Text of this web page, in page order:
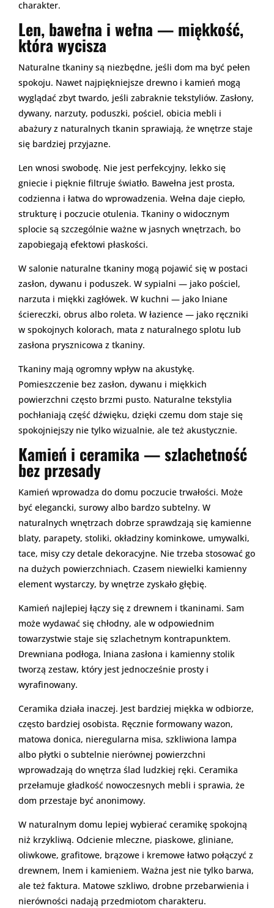
charakter.
Len, bawełna i wełna — miękkość,
która wycisza
Naturalne tkaniny są niezbędne, jeśli dom ma być pełen
spokoju. Nawet najpiękniejsze drewno i kamień mogą
wyglądać zbyt twardo, jeśli zabraknie tekstyliów. Zasłony,
dywany, narzuty, poduszki, pościel, obicia mebli i
abażury z naturalnych tkanin sprawiają, że wnętrze staje
się bardziej przyjazne.
Len wnosi swobodę. Nie jest perfekcyjny, lekko się
gniecie i pięknie filtruje światło. Bawełna jest prosta,
codzienna i łatwa do wprowadzenia. Wełna daje ciepło,
strukturę i poczucie otulenia. Tkaniny o widocznym
splocie są szczególnie ważne w jasnych wnętrzach, bo
zapobiegają efektowi płaskości.
W salonie naturalne tkaniny mogą pojawić się w postaci
zasłon, dywanu i poduszek. W sypialni — jako pościel,
narzuta i miękki zagłówek. W kuchni — jako lniane
ściereczki, obrus albo roleta. W łazience — jako ręczniki
w spokojnych kolorach, mata z naturalnego splotu lub
zasłona prysznicowa z tkaniny.
Tkaniny mają ogromny wpływ na akustykę.
Pomieszczenie bez zasłon, dywanu i miękkich
powierzchni często brzmi pusto. Naturalne tekstylia
pochłaniają część dźwięku, dzięki czemu dom staje się
spokojniejszy nie tylko wizualnie, ale też akustycznie.
Kamień i ceramika — szlachetność
bez przesady
Kamień wprowadza do domu poczucie trwałości. Może
być elegancki, surowy albo bardzo subtelny. W
naturalnych wnętrzach dobrze sprawdzają się kamienne
blaty, parapety, stoliki, okładziny kominkowe, umywalki,
tace, misy czy detale dekoracyjne. Nie trzeba stosować go
na dużych powierzchniach. Czasem niewielki kamienny
element wystarczy, by wnętrze zyskało głębię.
Kamień najlepiej łączy się z drewnem i tkaninami. Sam
może wydawać się chłodny, ale w odpowiednim
towarzystwie staje się szlachetnym kontrapunktem.
Drewniana podłoga, lniana zasłona i kamienny stolik
tworzą zestaw, który jest jednocześnie prosty i
wyrafinowany.
Ceramika działa inaczej. Jest bardziej miękka w odbiorze,
często bardziej osobista. Ręcznie formowany wazon,
matowa donica, nieregularna misa, szkliwiona lampa
albo płytki o subtelnie nierównej powierzchni
wprowadzają do wnętrza ślad ludzkiej ręki. Ceramika
przełamuje gładkość nowoczesnych mebli i sprawia, że
dom przestaje być anonimowy.
W naturalnym domu lepiej wybierać ceramikę spokojną
niż krzykliwą. Odcienie mleczne, piaskowe, gliniane,
oliwkowe, grafitowe, brązowe i kremowe łatwo połączyć z
drewnem, lnem i kamieniem. Ważna jest nie tylko barwa,
ale też faktura. Matowe szkliwo, drobne przebarwienia i
nierówności nadają przedmiotom charakteru.